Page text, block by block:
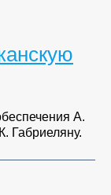
А.
Габриеляну.